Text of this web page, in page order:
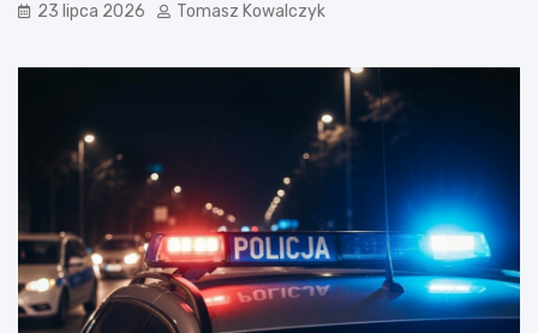
23 lipca 2026 Tomasz Kowalczyk